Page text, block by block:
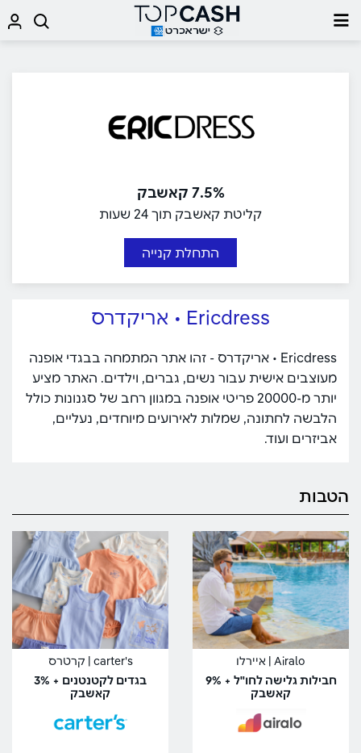
7.5% קאשבק
קליטת קאשבק תוך 24 שעות
התחלת קנייה
Ericdress • אריקדרס
Ericdress • אריקדרס - זהו אתר המתמחה בבגדי אופנה
מעוצבים אישית עבור נשים, גברים, וילדים. האתר מציע
יותר מ-20000 פריטי אופנה במגוון רחב של סגנונות כולל
הלבשה לחתונה, שמלות לאירועים מיוחדים, נעליים,
אביזרים ועוד.
הטבות
Airalo | איירלו
חבילות גלישה לחו"ל + 9%
קאשבק
carter's | קרטרס
בגדים לקטנטנים + 3%
קאשבק